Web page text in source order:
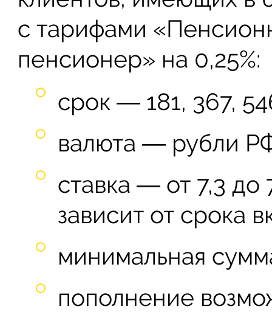
с тарифами
пенсионер» на 0,25%:
срок ― 181, 367,
валюта ― рубли
ставка ― от 7,3 до
зависит от срока
минимальная
пополнение